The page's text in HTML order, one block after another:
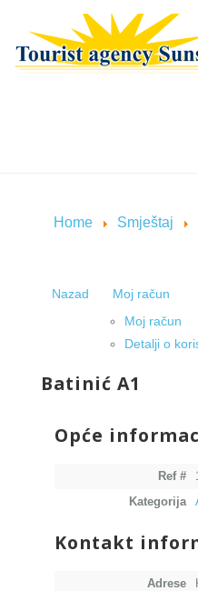
Home Smještaj
Nazad
Moj račun
Moj račun
Detalji o
Batinić A1
Opće
Ref #
Kategorija
Kontakt
Adrese